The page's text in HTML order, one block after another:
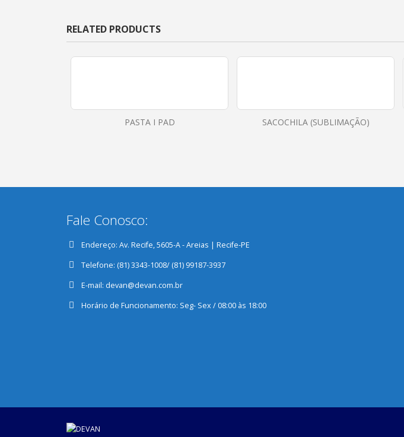
RELATED PRODUCTS
PASTA I PAD SACOCHILA (SUBLIMAÇÃO)
Fale Conosco:
Endereço: Av. Recife, 5605-A - Areias | Recife-PE
Telefone: (81) 3343-1008/ (81) 99187-3937
E-mail: devan@devan.com.br
Horário de Funcionamento: Seg- Sex / 08:00 às 18:00